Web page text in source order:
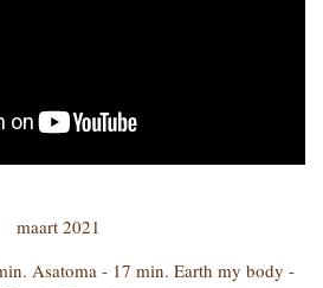
maart 2021
Asatoma - 17 min. Earth my body -